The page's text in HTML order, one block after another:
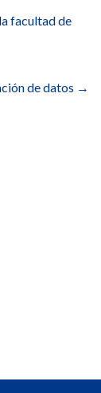
facultad de
de datos →